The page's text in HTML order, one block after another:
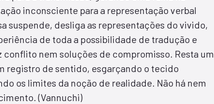
inconsciente para a representação verbal
suspende, desliga as representações do vivido,
de toda a possibilidade de tradução e
conflito nem soluções de compromisso. Resta um
registro de sentido, esgarçando o tecido
os limites da noção de realidade. Não há nem
(Vannuchi)